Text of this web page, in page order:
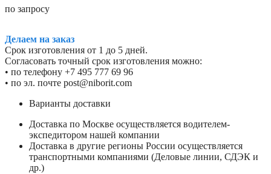
по запросу
Делаем на заказ
Срок изготовления от 1 до 5 дней.
Согласовать точный срок изготовления можно:
• по телефону +7 495 777 69 96
• по эл. почте post@niborit.com
Варианты доставки
Доставка по Москве осуществляется водителем-
экспедитором нашей компании
Доставка в другие регионы России осуществляется
транспортными компаниями (Деловые линии, СДЭК и
др.)